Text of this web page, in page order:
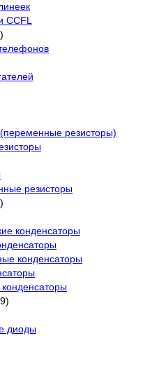
CCFL
резисторы)
резисторы
конденсаторы
конденсаторы
диоды